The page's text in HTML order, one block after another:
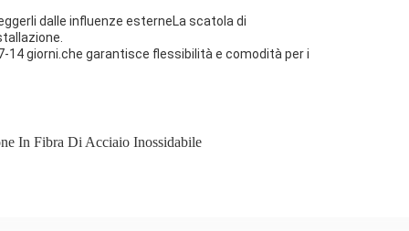
dalle influenze esterneLa scatola di
14 giorni.che garantisce flessibilità e comodità per i
In Fibra Di Acciaio Inossidabile